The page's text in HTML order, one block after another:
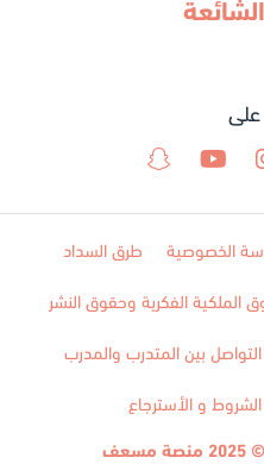
على
الخصوصية طرق السداد
الملكية الفكرية وحقوق النشر
بين المتدرب والمدرب
الشروط و الأسترجاع